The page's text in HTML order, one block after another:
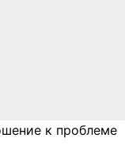
к проблеме